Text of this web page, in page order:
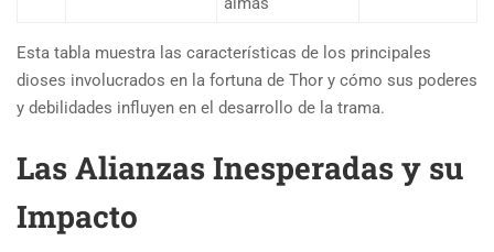
Esta tabla muestra las características de los principales
dioses involucrados en la fortuna de Thor y cómo sus poderes
y debilidades influyen en el desarrollo de la trama.
Las Alianzas Inesperadas y su
Impacto